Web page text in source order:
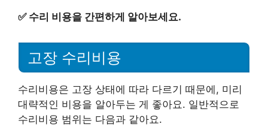
✅ 수리 비용을 간편하게 알아보세요.
고장 수리비용
수리비용은 고장 상태에 따라 다르기 때문에, 미리
대략적인 비용을 알아두는 게 좋아요. 일반적으로
수리비용 범위는 다음과 같아요.